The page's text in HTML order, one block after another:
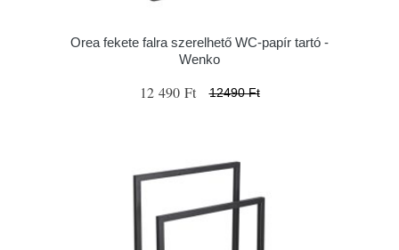
Orea fekete falra szerelhető WC-papír tartó -
Wenko
12 490 Ft 12490 Ft